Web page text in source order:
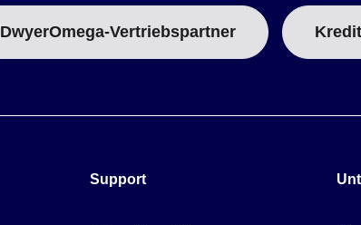
DwyerOmega-Vertriebspartner
Support